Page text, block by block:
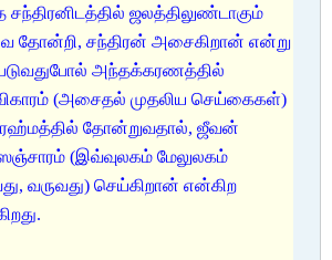
சந்திரனிடத்தில் ஜலத்திலுண்டாகும்
தோன்றி, சந்திரன் அசைகிறான் என்று
அந்தக்கரணத்தில்
(அசைதல் முதலிய செய்கைகள்)
ப்ரஹ்மத்தில் தோன்றுவதால், ஜீவன்
(இவ்வுலகம் மேலுலகம்
வருவது) செய்கிறான் என்கிற